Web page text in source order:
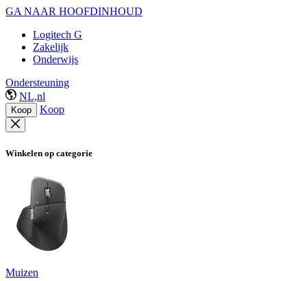
GA NAAR HOOFDINHOUD
Logitech G
Zakelijk
Onderwijs
Ondersteuning
NL,nl
Koop Koop
Winkelen op categorie
Muizen